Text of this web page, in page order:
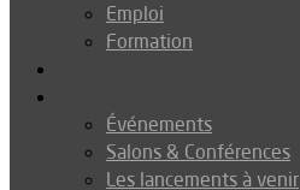
Emploi
Formation
Événements
Salons & Conférences
Les lancements à venir